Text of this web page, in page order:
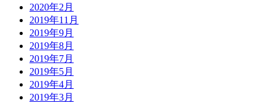
2020年2月
2019年11月
2019年9月
2019年8月
2019年7月
2019年5月
2019年4月
2019年3月